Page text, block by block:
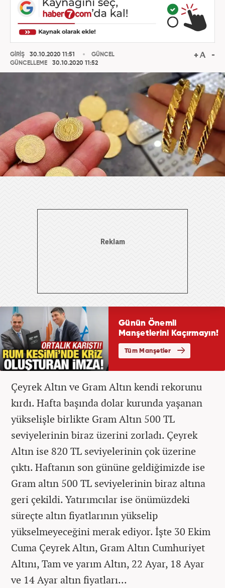
GİRİŞ
30.10.2020 11:51
GÜNCELLEME
30.10.2020 11:52
GÜNCEL
Çeyrek Altın ve Gram Altın kendi rekorunu
kırdı. Hafta başında dolar kurunda yaşanan
yükselişle birlikte Gram Altın 500 TL
seviyelerinin biraz üzerini zorladı. Çeyrek
Altın ise 820 TL seviyelerinin çok üzerine
çıktı. Haftanın son gününe geldiğimizde ise
Gram altın 500 TL seviyelerinin biraz altına
geri çekildi. Yatırımcılar ise önümüzdeki
süreçte altın fiyatlarının yükselip
yükselmeyeceğini merak ediyor. İşte 30 Ekim
Cuma Çeyrek Altın, Gram Altın Cumhuriyet
Altını, Tam ve yarım Altın, 22 Ayar, 18 Ayar
ve 14 Ayar altın fiyatları...